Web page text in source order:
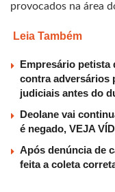
provocados na área
Leia Também
Empresário petista
contra adversários
judiciais antes do
Deolane vai
é negado, VEJA
Após denúncia de
feita a coleta